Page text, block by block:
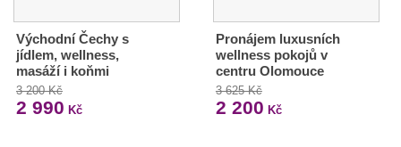
Východní Čechy s
jídlem, wellness,
masáží i koňmi
3 200 Kč
2 990 Kč
Pronájem luxusních
wellness pokojů v
centru Olomouce
3 625 Kč
2 200 Kč